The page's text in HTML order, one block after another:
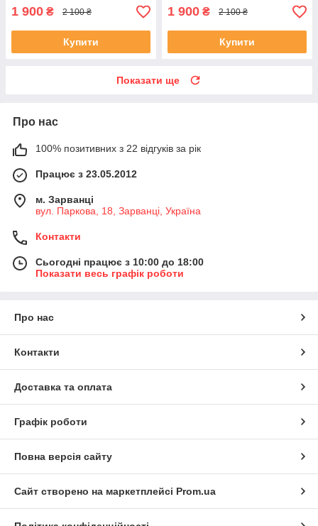
1 900 ₴ 2 100 ₴
Купити
1 900 ₴ 2 100 ₴
Купити
Показати ще
Про нас
100% позитивних з 22 відгуків за рік
Працює з 23.05.2012
м. Зарванці
вул. Паркова, 18, Зарванці, Україна
Контакти
Сьогодні працює з 10:00 до 18:00
Показати весь графік роботи
Про нас
Контакти
Доставка та оплата
Графік роботи
Повна версія сайту
Сайт створено на маркетплейсі Prom.ua